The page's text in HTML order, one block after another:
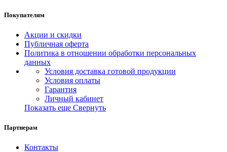
Покупателям
Акции и скидки
Публичная оферта
Политика в отношении обработки персональных
данных
Условия доставка готовой продукции
Условия оплаты
Гарантия
Личный кабинет
Показать еще Свернуть
Партнерам
Контакты